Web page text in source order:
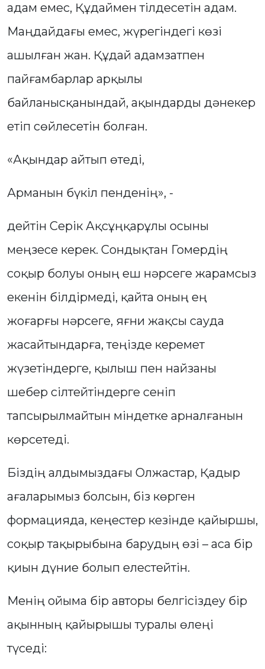
адам емес, Құдаймен тілдесетін адам.
Маңдайдағы емес, жүрегіндегі көзі
ашылған жан. Құдай адамзатпен
пайғамбарлар арқылы
байланысқанындай, ақындарды дәнекер
етіп сөйлесетін болған.
«Ақындар айтып өтеді,
Арманын бүкіл пенденің», -
дейтін Серік Ақсұңқарұлы осыны
меңзесе керек. Сондықтан Гомердің
соқыр болуы оның еш нәрсеге жарамсыз
екенін білдірмеді, қайта оның ең
жоғарғы нәрсеге, яғни жақсы сауда
жасайтындарға, теңізде керемет
жүзетіндерге, қылыш пен найзаны
шебер сілтейтіндерге сеніп
тапсырылмайтын міндетке арналғанын
көрсетеді.
Біздің алдымыздағы Олжастар, Қадыр
ағаларымыз болсын, біз көрген
формацияда, кеңестер кезінде қайыршы,
соқыр тақырыбына барудың өзі – аса бір
қиын дүние болып елестейтін.
Менің ойыма бір авторы белгісіздеу бір
ақынның қайырышы туралы өлеңі
түседі: